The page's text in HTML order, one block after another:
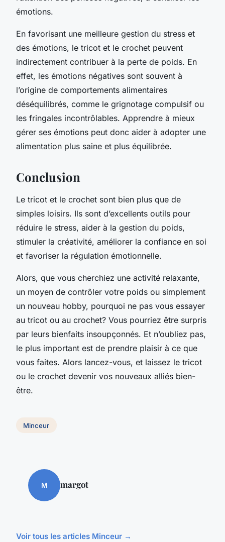
émotions.
En favorisant une meilleure gestion du stress et
des émotions, le tricot et le crochet peuvent
indirectement contribuer à la perte de poids. En
effet, les émotions négatives sont souvent à
l’origine de comportements alimentaires
déséquilibrés, comme le grignotage compulsif ou
les fringales incontrôlables. Apprendre à mieux
gérer ses émotions peut donc aider à adopter une
alimentation plus saine et plus équilibrée.
Conclusion
Le tricot et le crochet sont bien plus que de
simples loisirs. Ils sont d’excellents outils pour
réduire le stress, aider à la gestion du poids,
stimuler la créativité, améliorer la confiance en soi
et favoriser la régulation émotionnelle.
Alors, que vous cherchiez une activité relaxante,
un moyen de contrôler votre poids ou simplement
un nouveau hobby, pourquoi ne pas vous essayer
au tricot ou au crochet? Vous pourriez être surpris
par leurs bienfaits insoupçonnés. Et n’oubliez pas,
le plus important est de prendre plaisir à ce que
vous faites. Alors lancez-vous, et laissez le tricot
ou le crochet devenir vos nouveaux alliés bien-
être.
Minceur
M margot
Voir tous les articles Minceur →